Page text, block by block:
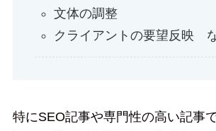
文体の調整
クライアントの要望反映
特にSEO記事や専門性の高い記事